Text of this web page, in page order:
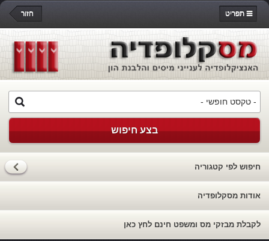
חזור תפריט
בצע חיפוש
חיפוש לפי קטגוריה
אודות מסקלופדיה
לקבלת מבזקי מס ומשפט חינם לחץ כאן